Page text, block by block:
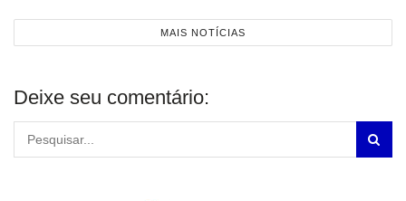
MAIS NOTÍCIAS
Deixe seu comentário: